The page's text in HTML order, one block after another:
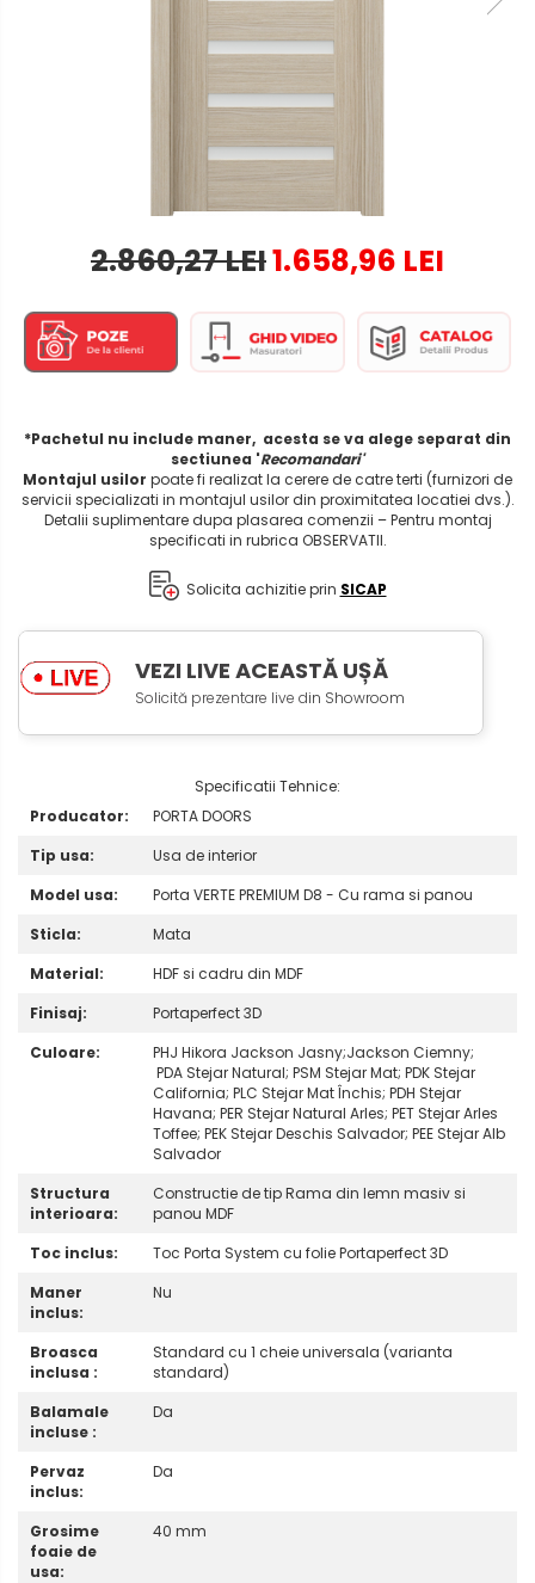
2.860,27 LEI1.658,96 LEI
*Pachetul nu include maner, acesta se va alege separat din
sectiunea 'Recomandari'
Montajul usilor poate fi realizat la cerere de catre terti (furnizori de
servicii specializati in montajul usilor din proximitatea locatiei dvs.).
Detalii suplimentare dupa plasarea comenzii – Pentru montaj
specificati in rubrica OBSERVATII.
Solicita achizitie prin SICAP
VEZI LIVE ACEASTĂ UȘĂ
Solicită prezentare live din Showroom
Specificatii Tehnice:
Producator:
PORTA DOORS
Tip usa:
Usa de interior
Model usa:
Porta VERTE PREMIUM D8 - Cu rama si panou
Sticla:
Mata
Material:
HDF si cadru din MDF
Finisaj:
Portaperfect 3D
Culoare:
PHJ Hikora Jackson Jasny;Jackson Ciemny;
PDA Stejar Natural; PSM Stejar Mat; PDK Stejar
California; PLC Stejar Mat Închis; PDH Stejar
Havana; PER Stejar Natural Arles; PET Stejar Arles
Toffee; PEK Stejar Deschis Salvador; PEE Stejar Alb
Salvador
Structura
interioara:
Constructie de tip Rama din lemn masiv si
panou MDF
Toc inclus:
Toc Porta System cu folie Portaperfect 3D
Maner
inclus:
Nu
Broasca
inclusa :
Standard cu 1 cheie universala (varianta
standard)
Balamale
incluse :
Da
Pervaz
inclus:
Da
Grosime
foaie de
usa:
40 mm